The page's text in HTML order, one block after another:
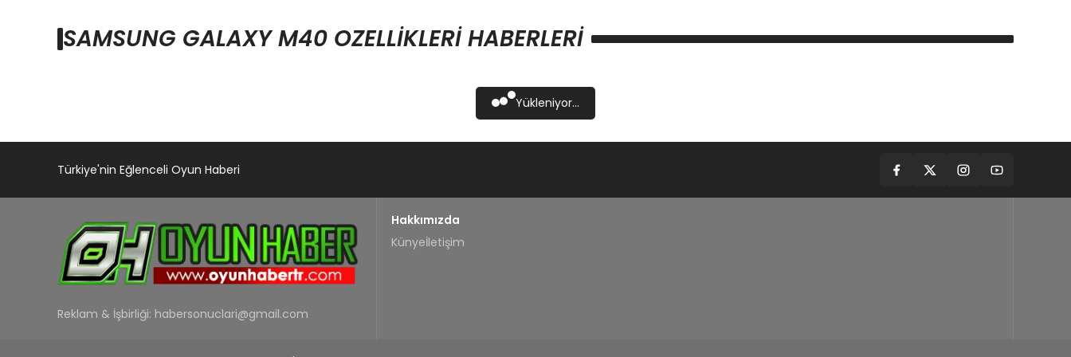
SAMSUNG GALAXY M40 OZELLIKLERI HABERLERI
Yükleniyor...
Türkiye'nin Eğlenceli Oyun Haberi
Reklam & İşbirliği: habersonuclari@gmail.com
Hakkımızda
Künyeİletişim